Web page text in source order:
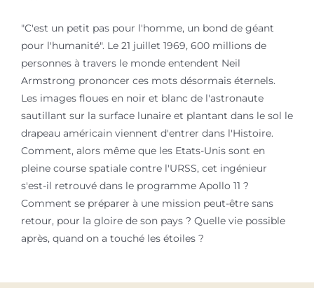
"C'est un petit pas pour l'homme, un bond de géant
pour l'humanité". Le 21 juillet 1969, 600 millions de
personnes à travers le monde entendent Neil
Armstrong prononcer ces mots désormais éternels.
Les images floues en noir et blanc de l'astronaute
sautillant sur la surface lunaire et plantant dans le sol le
drapeau américain viennent d'entrer dans l'Histoire.
Comment, alors même que les Etats-Unis sont en
pleine course spatiale contre l'URSS, cet ingénieur
s'est-il retrouvé dans le programme Apollo 11 ?
Comment se préparer à une mission peut-être sans
retour, pour la gloire de son pays ? Quelle vie possible
après, quand on a touché les étoiles ?